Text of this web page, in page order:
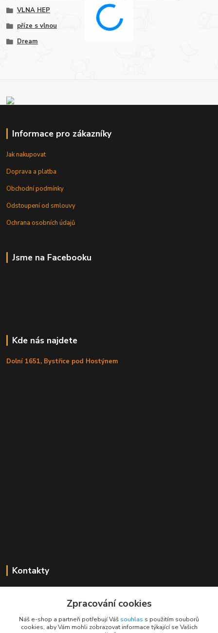
VLNA HEP
příze s vlnou
Dream
Informace pro zákazníky
Jak nakupovat
Doprava a platba
Obchodní podmínky
Odstoupení od smlouvy
Ochrana osobních údajů
Jsme na Facebooku
Kde nás najdete
Dolní 1651, Bystřice pod Hostýnem
Kontakty
+420 725 613 837
info@rajklubicek.cz
Zpracování cookies
Náš e-shop a partneři potřebují Váš souhlas s použitím souborů
cookies, aby Vám mohli zobrazovat informace týkající se Vašich